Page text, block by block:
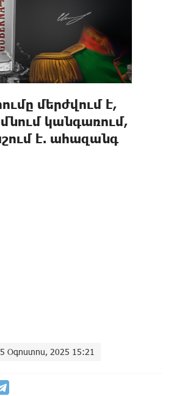
մերժվում է,
կանգառում,
է. ահազանգ
5 Օգոստոս, 2025 15:21